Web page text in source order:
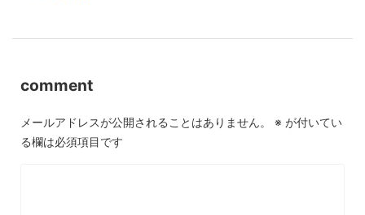
comment
メールアドレスが公開されることはありません。 ※ が付いてい
る欄は必須項目です